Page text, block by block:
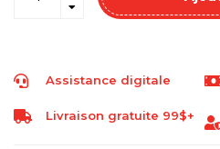
Assistance digitale
Livraison gratuite 99$+